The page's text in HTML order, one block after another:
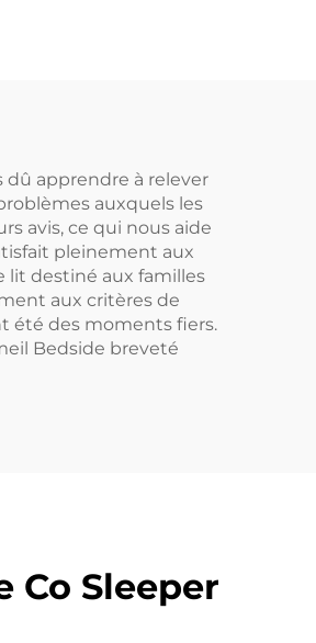
dû apprendre à relever
auxquels les
avis, ce qui nous aide
pleinement aux
lit destiné aux familles
aux critères de
été des moments fiers.
Bedside breveté
Co Sleeper